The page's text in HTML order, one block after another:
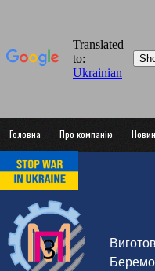
Головна Про компанію